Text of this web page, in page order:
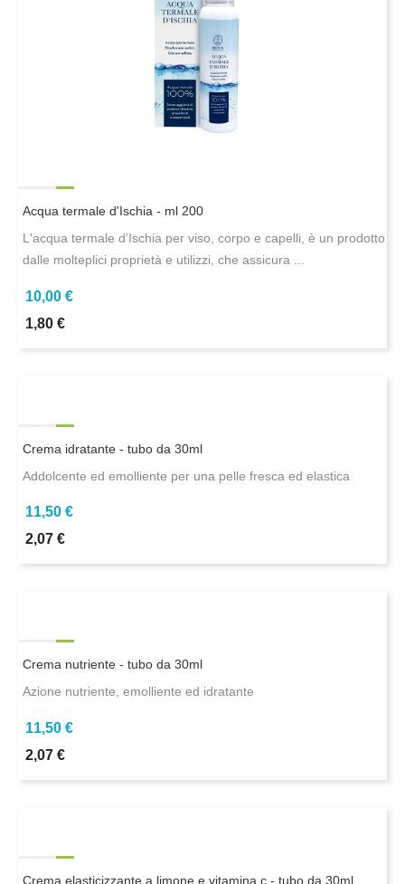
Acqua termale d'Ischia - ml 200
L'acqua termale d'Ischia per viso, corpo e capelli, è un prodotto
dalle molteplici proprietà e utilizzi, che assicura ...
10,00 €
1,80 €
Crema idratante - tubo da 30ml
Addolcente ed emolliente per una pelle fresca ed elastica
11,50 €
2,07 €
Crema nutriente - tubo da 30ml
Azione nutriente, emolliente ed idratante
11,50 €
2,07 €
Crema elasticizzante a limone e vitamina c - tubo da 30ml